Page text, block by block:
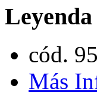
cód.
Más